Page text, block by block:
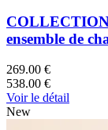
ensemble de
269.00 €
538.00 €
Voir le détail
New